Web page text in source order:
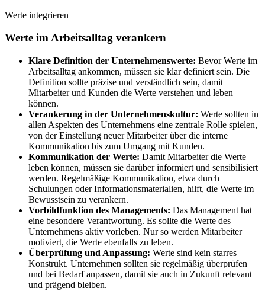
Werte integrieren
Werte im Arbeitsalltag verankern
Klare Definition der Unternehmenswerte: Bevor Werte im
Arbeitsalltag ankommen, müssen sie klar definiert sein. Die
Definition sollte präzise und verständlich sein, damit
Mitarbeiter und Kunden die Werte verstehen und leben
können.
Verankerung in der Unternehmenskultur: Werte sollten in
allen Aspekten des Unternehmens eine zentrale Rolle spielen,
von der Einstellung neuer Mitarbeiter über die interne
Kommunikation bis zum Umgang mit Kunden.
Kommunikation der Werte: Damit Mitarbeiter die Werte
leben können, müssen sie darüber informiert und sensibilisiert
werden. Regelmäßige Kommunikation, etwa durch
Schulungen oder Informationsmaterialien, hilft, die Werte im
Bewusstsein zu verankern.
Vorbildfunktion des Managements: Das Management hat
eine besondere Verantwortung. Es sollte die Werte des
Unternehmens aktiv vorleben. Nur so werden Mitarbeiter
motiviert, die Werte ebenfalls zu leben.
Überprüfung und Anpassung: Werte sind kein starres
Konstrukt. Unternehmen sollten sie regelmäßig überprüfen
und bei Bedarf anpassen, damit sie auch in Zukunft relevant
und prägend bleiben.